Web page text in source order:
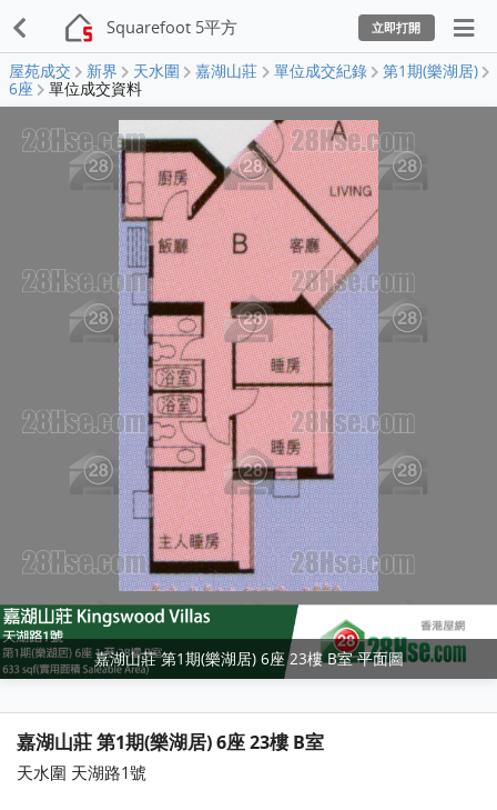
Squarefoot 5平方 立即打開
屋苑成交 新界 天水圍 嘉湖山莊 單位成交紀錄
第1期(樂湖居)
6座
單位成交資料
嘉湖山莊 第1期(樂湖居) 6座 23樓 B室 平面圖
嘉湖山莊 第1期(樂湖居) 6座 23樓 B室
天水圍 天湖路1號